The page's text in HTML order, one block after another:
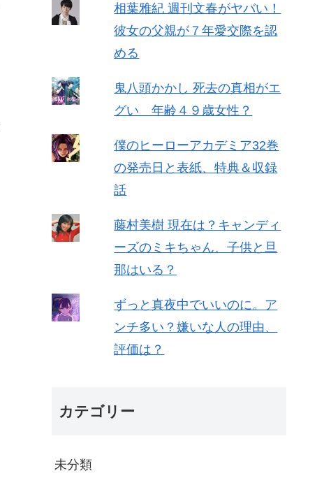
相葉雅紀 週刊文春がヤバい！
彼女の父親が７年愛交際を認
める
鬼八頭かかし 死去の真相がエ
グい 年齢４９歳女性？
僕のヒーローアカデミア32巻
の発売日と表紙、特典＆収録
話
藤村美樹 現在は？キャンディ
ーズのミキちゃん、子供と旦
那はいる？
ずっと真夜中でいいのに。ア
ンチ多い？嫌いな人の理由、
評価は？
カテゴリー
未分類